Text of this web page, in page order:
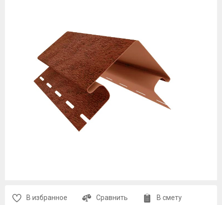
В избранное Сравнить В смету